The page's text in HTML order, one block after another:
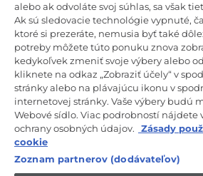
CANDY HOOVER GROUP S.r.I. –
PRÁVNE SÍDLO SPOLOČNOSTI: Via
(MB) – Taliansko – ADMINISTRATÍVNE
Fumagalli snc – 20861 Brugherio (MB) a Via
20871 Vimercate (MB) – Taliansko – Tel.:
+39.039.2086.237 – Základné imanie 35 000
– Daňové identifikačné číslo a číslo zápisu
Miláno-Monza-Brianza-Lodi 04666310158 –
Identifikačné číslo obchodnej jednotky: MB-
AEOF 211870 – Činnosť spoločnosti riadi a
Candy S.p.A.
SK / Slovensko
alebo ak odvoláte svoj súhlas, sa však
Ak sú sledovacie technológie vypnuté,
ktoré si prezeráte, nemusia byť také
potreby môžete túto ponuku znova
kedykoľvek zmeniť svoje výbery alebo
kliknete na odkaz „Zobraziť účely“ v
stránky alebo na plávajúcu ikonu v
internetovej stránky. Vaše výbery budú
Webové sídlo. Viac podrobností nájdete
ochrany osobných údajov.
Zásady
cookie
Zoznam partnerov (dodávateľov)